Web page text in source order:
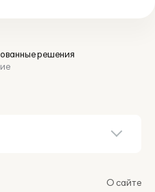
решения
О сайте